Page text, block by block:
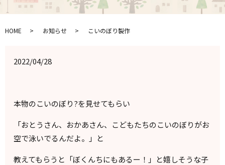
HOME お知らせ こいのぼり製作
2022/04/28
本物のこいのぼり?を見せてもらい
「おとうさん、おかあさん、こどもたちのこいのぼりがお
空で泳いでるんだよ。」と
教えてもらうと「ぼくんちにもあるー！」と嬉しそうな子